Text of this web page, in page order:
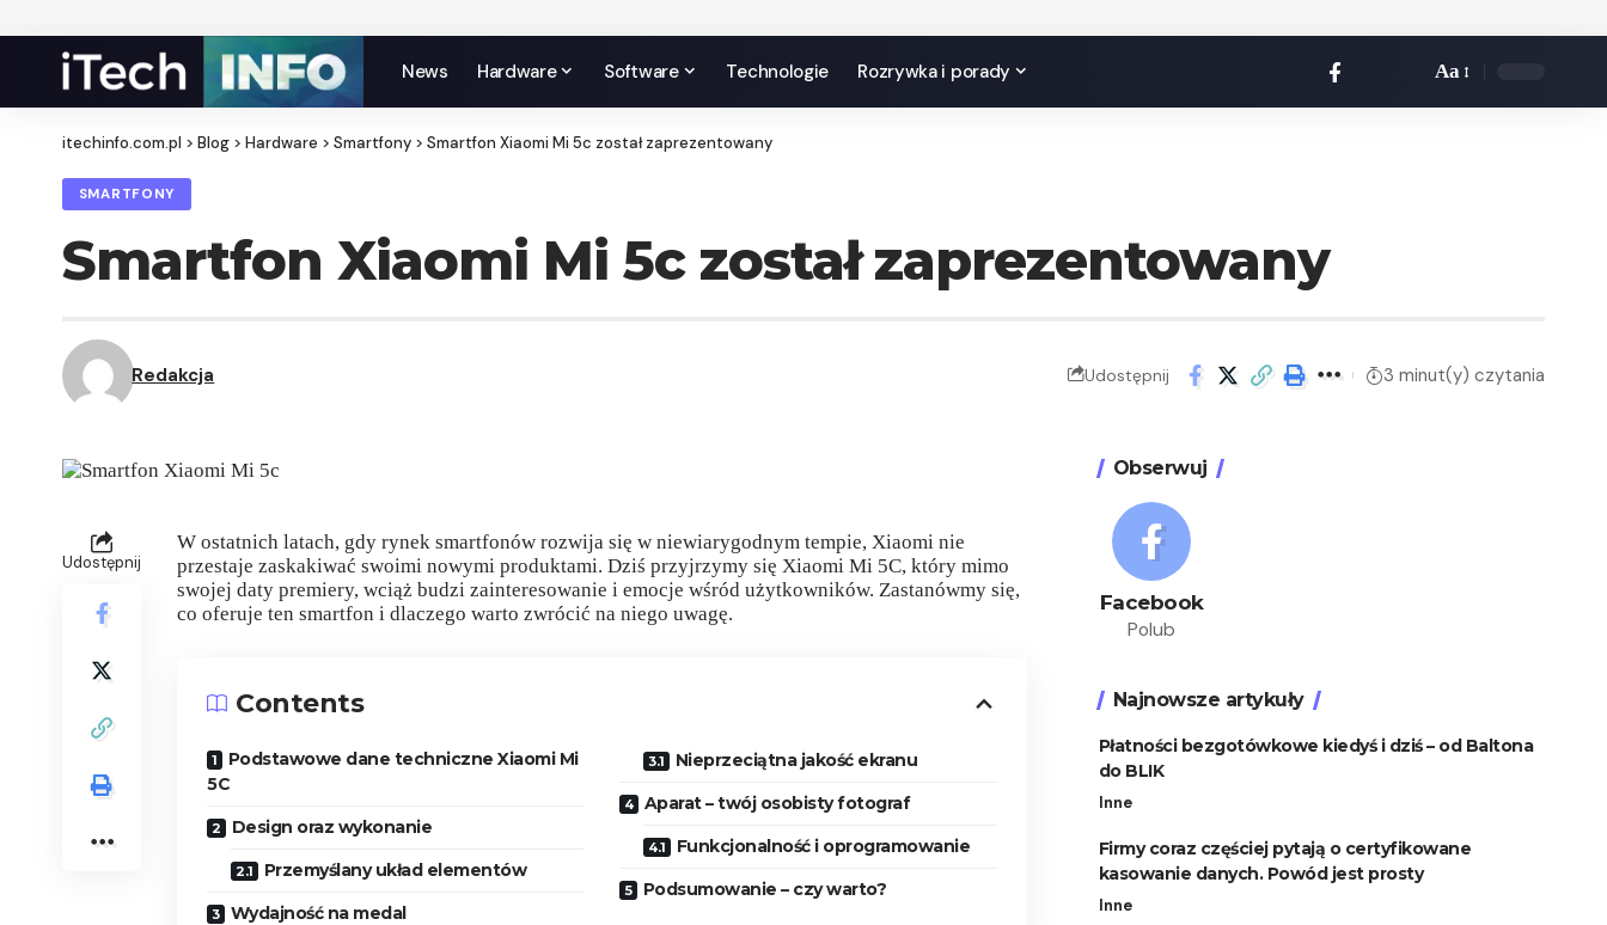
News Hardware Software Technologie Rozrywka i porady Aa
itechinfo.com.pl > Blog > Hardware > Smartfony > Smartfon Xiaomi Mi 5c został zaprezentowany
SMARTFONY
Smartfon Xiaomi Mi 5c został zaprezentowany
Redakcja Udostępnij 3 minut(y) czytania
Udostępnij
W ostatnich latach, gdy rynek smartfonów rozwija się w niewiarygodnym tempie, Xiaomi nie
przestaje zaskakiwać swoimi nowymi produktami. Dziś przyjrzymy się Xiaomi Mi 5C, który mimo
swojej daty premiery, wciąż budzi zainteresowanie i emocje wśród użytkowników. Zastanówmy się,
co oferuje ten smartfon i dlaczego warto zwrócić na niego uwagę.
Contents
Podstawowe dane techniczne Xiaomi Mi
5C
Design oraz wykonanie
Przemyślany układ elementów
Wydajność na medal
Nieprzeciątna jakość ekranu
Aparat – twój osobisty fotograf
Funkcjonalność i oprogramowanie
Podsumowanie – czy warto?
Obserwuj
Facebook
Polub
Najnowsze artykuły
Płatności bezgotówkowe kiedyś i dziś – od Baltona
do BLIK
Inne
Firmy coraz częściej pytają o certyfikowane
kasowanie danych. Powód jest prosty
Inne